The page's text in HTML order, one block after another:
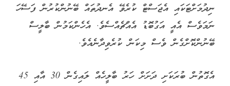
ނިދުމަށްޓަކައި އެޖަސްޓް ކުރެވޭ އެނދުތައް ބޭނުންކުރުން ފަސޭހަ
ނަމަވެސް އެއީ އަގުބޮޑު އެއްޗެއްސެވެ. އެހެންކަމުން ބާލީސް
ބޭނުންކޮށްގެން ވެސް މިކަން ކުރެވިދާނެއެވެ.
އެގޮތުން ބުރަކަށި ދަށަށް ހަރު ބާލީހެއް ލައިގެން 30 އާއި 45